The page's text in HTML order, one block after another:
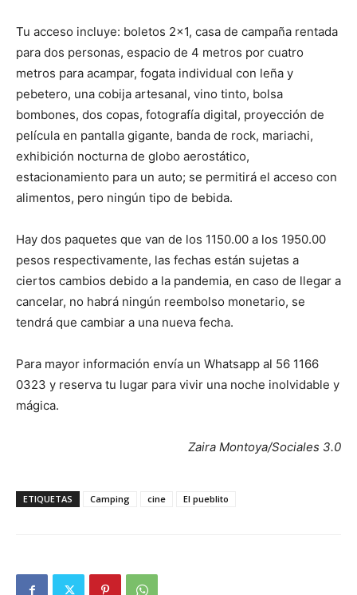
Tu acceso incluye: boletos 2×1, casa de campaña rentada
para dos personas, espacio de 4 metros por cuatro
metros para acampar, fogata individual con leña y
pebetero, una cobija artesanal, vino tinto, bolsa
bombones, dos copas, fotografía digital, proyección de
película en pantalla gigante, banda de rock, mariachi,
exhibición nocturna de globo aerostático,
estacionamiento para un auto; se permitirá el acceso con
alimentos, pero ningún tipo de bebida.
Hay dos paquetes que van de los 1150.00 a los 1950.00
pesos respectivamente, las fechas están sujetas a
ciertos cambios debido a la pandemia, en caso de llegar a
cancelar, no habrá ningún reembolso monetario, se
tendrá que cambiar a una nueva fecha.
Para mayor información envía un Whatsapp al 56 1166
0323 y reserva tu lugar para vivir una noche inolvidable y
mágica.
Zaira Montoya/Sociales 3.0
ETIQUETAS Camping cine El pueblito